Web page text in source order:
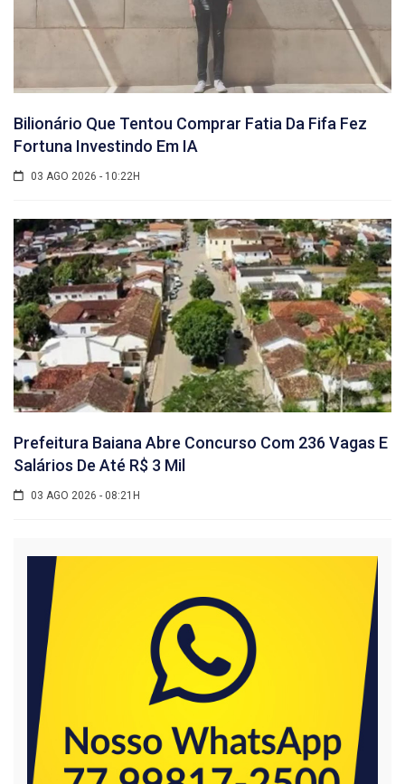
Bilionário Que Tentou Comprar Fatia Da Fifa Fez
Fortuna Investindo Em IA
03 AGO 2026 - 10:22H
Prefeitura Baiana Abre Concurso Com 236 Vagas E
Salários De Até R$ 3 Mil
03 AGO 2026 - 08:21H